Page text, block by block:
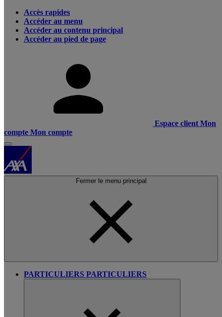
Accès rapides
Accéder au menu
Accéder au contenu principal
Accéder au pied de page
Espace client Mon
compte Mon compte
Fermer le menu principal
PARTICULIERS PARTICULIERS